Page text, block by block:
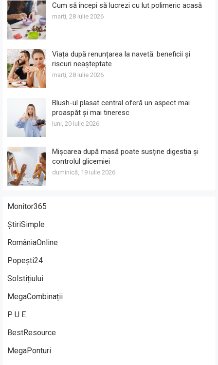
Cum să începi să lucrezi cu lut polimeric acasă
marți, 28 iulie 2026
Viața după renunțarea la navetă: beneficii și
riscuri neașteptate
marți, 28 iulie 2026
Blush-ul plasat central oferă un aspect mai
proaspăt și mai tineresc
luni, 20 iulie 2026
Mișcarea după masă poate susține digestia și
controlul glicemiei
duminică, 19 iulie 2026
Monitor365
ȘtiriSimple
RomâniaOnline
Popești24
Solstițiului
MegaCombinații
P U E
BestResource
MegaPonturi